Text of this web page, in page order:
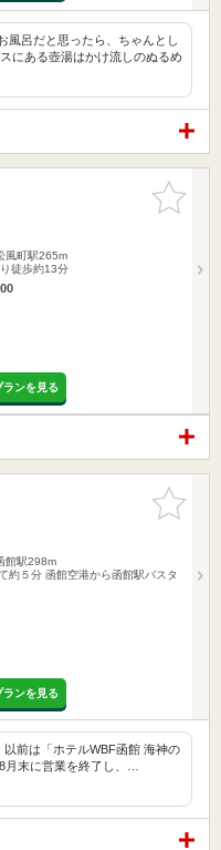
風呂だと思ったら、ちゃんとし
にある壺湯はかけ流しのぬるめ
お気に入
りに追加
風町駅265m
徒歩約13分
ンを見る
お気に入
りに追加
館駅298m
約５分 函館空港から函館駅バスタ
ンを見る
前は「ホテルWBF函館 海神の
月末に営業を終了し、…